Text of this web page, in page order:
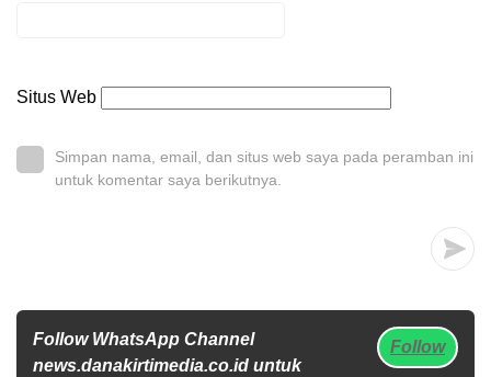
Situs Web
Simpan nama, email, dan situs web saya pada peramban ini
untuk komentar saya berikutnya.
Follow WhatsApp Channel
news.danakirtimedia.co.id untuk
Follow